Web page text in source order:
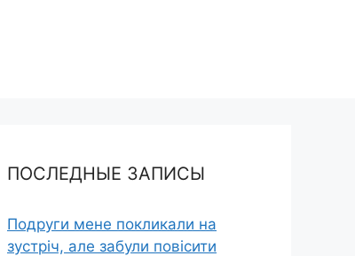
ПОСЛЕДНЫЕ ЗАПИСЫ
Подруги мене покликали на
зустріч, але забули повісити